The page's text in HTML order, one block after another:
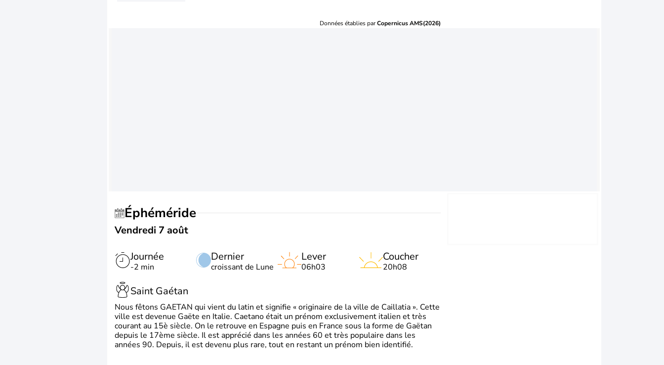
Données établies parCopernicus AMS(2026)
Éphéméride
Vendredi 7 août
Journée
-2 min
Dernier
croissant de Lune
Lever
06h03
Coucher
20h08
Saint Gaétan
Nous fêtons GAETAN qui vient du latin et signifie « originaire de la ville de Caillatia ». Cette
ville est devenue Gaëte en Italie. Caetano était un prénom exclusivement italien et très
courant au 15è siècle. On le retrouve en Espagne puis en France sous la forme de Gaëtan
depuis le 17ème siècle. Il est apprécié dans les années 60 et très populaire dans les
années 90. Depuis, il est devenu plus rare, tout en restant un prénom bien identifié.